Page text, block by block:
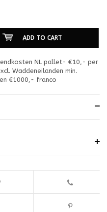
ADD TO CART
NL pallet- €10,- per
Waddeneilanden min.
€1000,- franco